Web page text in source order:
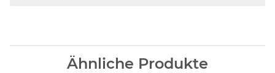
Ähnliche Produkte